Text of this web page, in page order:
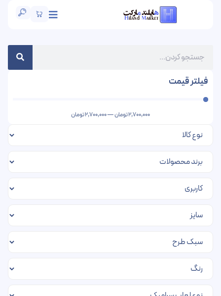
فیلتر قیمت
2,700,000تومان—
2,700,000تومان